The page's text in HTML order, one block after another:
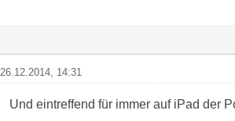
26.12.2014, 14:31
Und eintreffend für immer auf iPad der